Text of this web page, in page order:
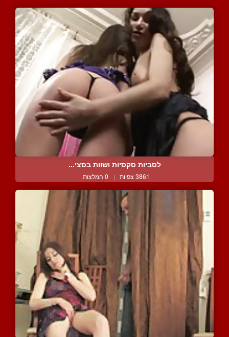
לסביות סקסיות ושוות בסצי...
3861 צפיות | 0 המלצות